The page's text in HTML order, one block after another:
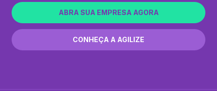
ABRA SUA EMPRESA AGORA
CONHEÇA A AGILIZE